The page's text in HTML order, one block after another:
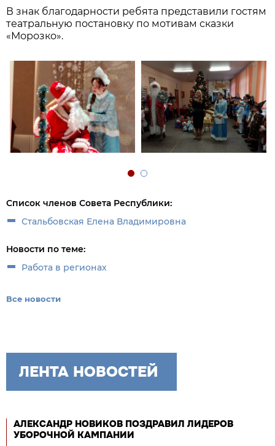
В знак благодарности ребята представили гостям
театральную постановку по мотивам сказки
«Морозко».
Список членов Совета Республики:
Стальбовская Елена Владимировна
Новости по теме:
Работа в регионах
Все новости
ЛЕНТА НОВОСТЕЙ
АЛЕКСАНДР НОВИКОВ ПОЗДРАВИЛ ЛИДЕРОВ
УБОРОЧНОЙ КАМПАНИИ